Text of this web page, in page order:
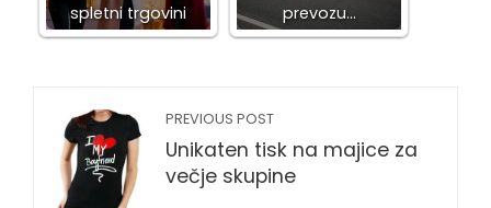
spletni trgovini
prevozu…
PREVIOUS POST
Unikaten tisk na majice za
večje skupine